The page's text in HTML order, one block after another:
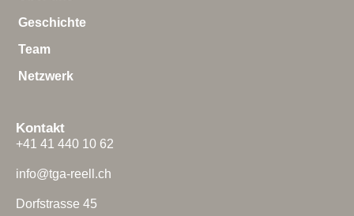
Geschichte
Team
Netzwerk
Kontakt
+41 41 440 10 62
info@tga-reell.ch
Dorfstrasse 45